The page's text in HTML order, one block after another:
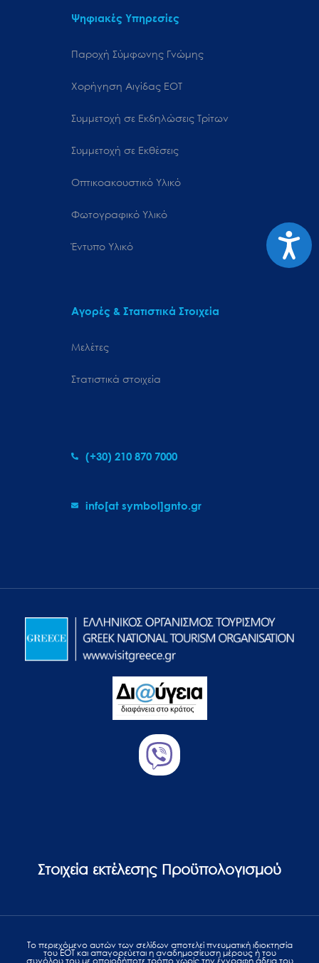
Ψηφιακές Υπηρεσίες
Παροχή Σύμφωνης Γνώμης
Χορήγηση Αιγίδας ΕΟΤ
Συμμετοχή σε Εκδηλώσεις Τρίτων
Συμμετοχή σε Εκθέσεις
Οπτικοακουστικό Υλικό
Φωτογραφικό Υλικό
Έντυπο Υλικό
Αγορές & Στατιστικά Στοιχεία
Μελέτες
Στατιστικά στοιχεία
(+30) 210 870 7000
info[at symbol]gnto.gr
Στοιχεία εκτέλεσης Προϋπολογισμού
Το περιεχόμενο αυτών των σελίδων αποτελεί πvευματική ιδιοκτησία
του ΕΟΤ και απαγορεύεται η αναδημοσίευση μέρους ή του
συνόλου του με οποιοδήποτε τρόπο χωρίς την έγγραφη άδεια του